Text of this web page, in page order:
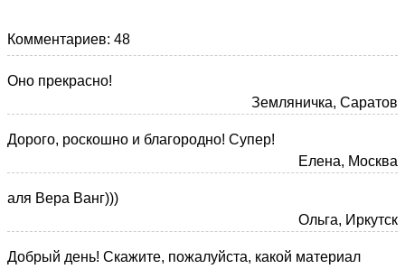
Комментариев: 48
Оно прекрасно!
Земляничка, Саратов
Дорого, роскошно и благородно! Супер!
Елена, Москва
аля Вера Ванг)))
Ольга, Иркутск
Добрый день! Скажите, пожалуйста, какой материал